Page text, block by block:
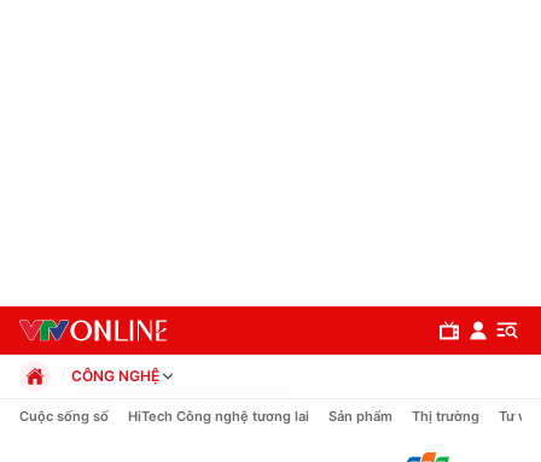
CÔNG NGHỆ
Chính trị
Cuộc sống số HiTech Công nghệ tương lai Sản phẩm Thị trường Tư vấn